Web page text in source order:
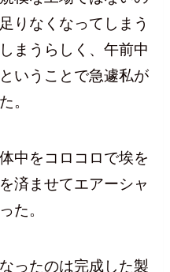
りなくなってしまう
まうらしく、午前中
いうことで急遽私が
。
中をコロコロで埃を
済ませてエアーシャ
た。
ったのは完成した製